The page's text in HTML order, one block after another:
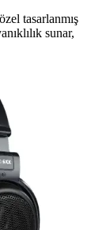
tasarlanmış
sunar,